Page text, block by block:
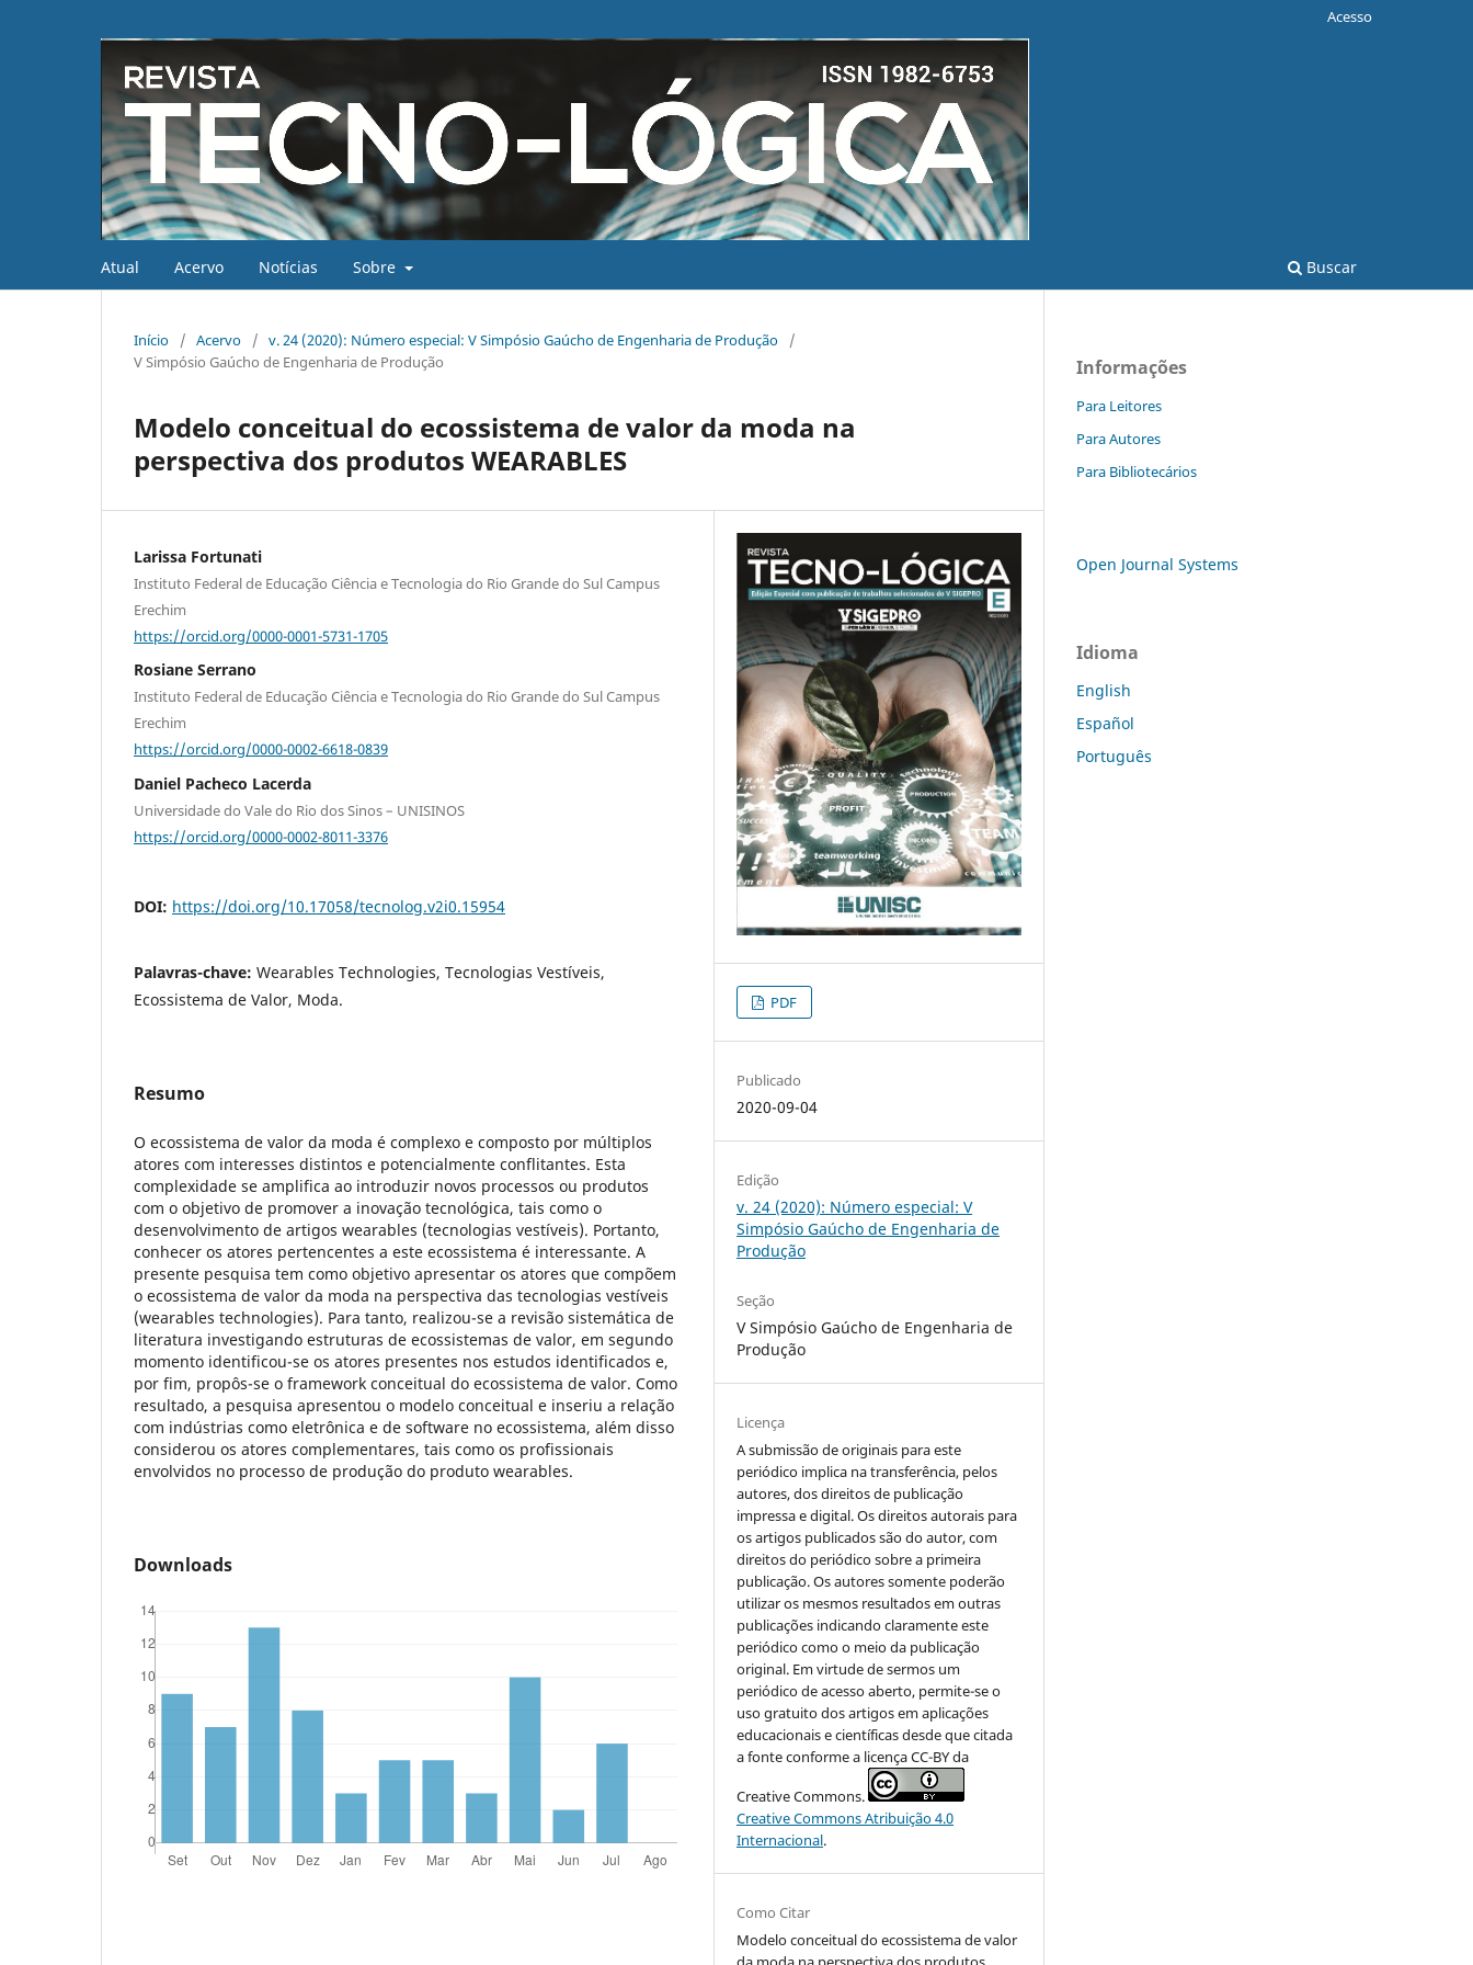
Atual Acervo Notícias Sobre Buscar
Acesso
Início / Acervo / v. 24 (2020): Número especial: V Simpósio Gaúcho de Engenharia de Produção
/
V Simpósio Gaúcho de Engenharia de Produção
Modelo conceitual do ecossistema de valor da moda na
perspectiva dos produtos WEARABLES
Larissa Fortunati
Instituto Federal de Educação Ciência e Tecnologia do Rio Grande do Sul Campus
Erechim
https://orcid.org/0000-0001-5731-1705
Rosiane Serrano
Instituto Federal de Educação Ciência e Tecnologia do Rio Grande do Sul Campus
Erechim
https://orcid.org/0000-0002-6618-0839
Daniel Pacheco Lacerda
Universidade do Vale do Rio dos Sinos – UNISINOS
https://orcid.org/0000-0002-8011-3376
DOI: https://doi.org/10.17058/tecnolog.v2i0.15954
Palavras-chave: Wearables Technologies, Tecnologias Vestíveis,
Ecossistema de Valor, Moda.
Resumo
O ecossistema de valor da moda é complexo e composto por múltiplos
atores com interesses distintos e potencialmente conflitantes. Esta
complexidade se amplifica ao introduzir novos processos ou produtos
com o objetivo de promover a inovação tecnológica, tais como o
desenvolvimento de artigos wearables (tecnologias vestíveis). Portanto,
conhecer os atores pertencentes a este ecossistema é interessante. A
presente pesquisa tem como objetivo apresentar os atores que compõem
o ecossistema de valor da moda na perspectiva das tecnologias vestíveis
(wearables technologies). Para tanto, realizou-se a revisão sistemática de
literatura investigando estruturas de ecossistemas de valor, em segundo
momento identificou-se os atores presentes nos estudos identificados e,
por fim, propôs-se o framework conceitual do ecossistema de valor. Como
resultado, a pesquisa apresentou o modelo conceitual e inseriu a relação
com indústrias como eletrônica e de software no ecossistema, além disso
considerou os atores complementares, tais como os profissionais
envolvidos no processo de produção do produto wearables.
Downloads
PDF
Publicado
2020-09-04
Edição
v. 24 (2020): Número especial: V
Simpósio Gaúcho de Engenharia de
Produção
Seção
V Simpósio Gaúcho de Engenharia de
Produção
Licença
A submissão de originais para este
periódico implica na transferência, pelos
autores, dos direitos de publicação
impressa e digital. Os direitos autorais para
os artigos publicados são do autor, com
direitos do periódico sobre a primeira
publicação. Os autores somente poderão
utilizar os mesmos resultados em outras
publicações indicando claramente este
periódico como o meio da publicação
original. Em virtude de sermos um
periódico de acesso aberto, permite-se o
uso gratuito dos artigos em aplicações
educacionais e científicas desde que citada
a fonte conforme a licença CC-BY da
Creative Commons.
Creative Commons Atribuição 4.0
Internacional.
Como Citar
Modelo conceitual do ecossistema de valor
Informações
Para Leitores
Para Autores
Para Bibliotecários
Open Journal Systems
Idioma
English
Español
Português